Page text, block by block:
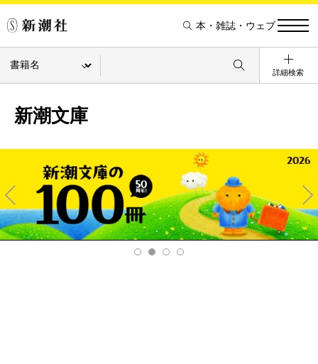
本・雑誌・ウェブ
詳細検索
新潮文庫
Pre
v
Ne
xt